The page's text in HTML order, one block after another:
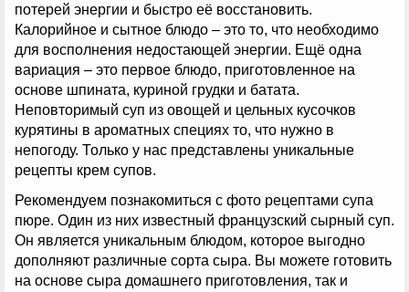
потерей энергии и быстро её восстановить.
Калорийное и сытное блюдо – это то, что необходимо
для восполнения недостающей энергии. Ещё одна
вариация – это первое блюдо, приготовленное на
основе шпината, куриной грудки и батата.
Неповторимый суп из овощей и цельных кусочков
курятины в ароматных специях то, что нужно в
непогоду. Только у нас представлены уникальные
рецепты крем супов.
Рекомендуем познакомиться с фото рецептами супа
пюре. Один из них известный французский сырный суп.
Он является уникальным блюдом, которое выгодно
дополняют различные сорта сыра. Вы можете готовить
на основе сыра домашнего приготовления, так и